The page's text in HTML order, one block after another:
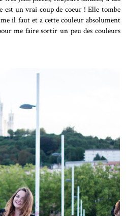
est un vrai coup de coeur ! Elle tombe
il faut et a cette couleur absolument
me faire sortir un peu des couleurs